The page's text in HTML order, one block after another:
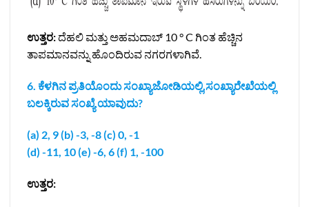
ಉತ್ತರ:ದೆಹಲಿ ಮತ್ತು ಅಹಮದಾಬ್ 10 ° C ಗಿಂತ ಹೆಚ್ಚಿನ
ತಾಪಮಾನವನ್ನು ಹೊಂದಿರುವ ನಗರಗಳಾಗಿವೆ.
6. ಕೆಳಗಿನ ಪ್ರತಿಯೊಂದು ಸಂಖ್ಯಾಜೋಡಿಯಲ್ಲಿ,ಸಂಖ್ಯಾರೇಖೆಯಲ್ಲಿ
ಬಲಕ್ಕಿರುವ ಸಂಖ್ಯೆ ಯಾವುದು?
(a) 2, 9 (b) -3, -8 (c) 0, -1
(d) -11, 10 (e) -6, 6 (f) 1, -100
ಉತ್ತರ: